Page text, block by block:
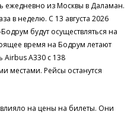
ежедневно из Москвы в Даламан.
в неделю. С 13 августа 2026
будут осуществляться на
время на Бодрум летают
Airbus A330 с 138
местами. Рейсы останутся
на цены на билеты. Они